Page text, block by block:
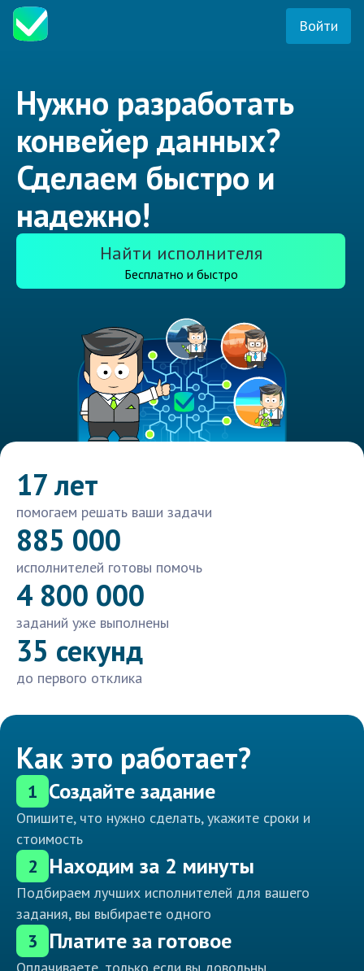
Войти
Нужно разработать
конвейер данных?
Сделаем быстро и
надежно!
Найти исполнителя
Бесплатно и быстро
17 лет
помогаем решать ваши задачи
885 000
исполнителей готовы помочь
4 800 000
заданий уже выполнены
35 секунд
до первого отклика
Как это работает?
1 Создайте задание
Опишите, что нужно сделать, укажите сроки и
стоимость
2 Находим за 2 минуты
Подбираем лучших исполнителей для вашего
задания, вы выбираете одного
3 Платите за готовое